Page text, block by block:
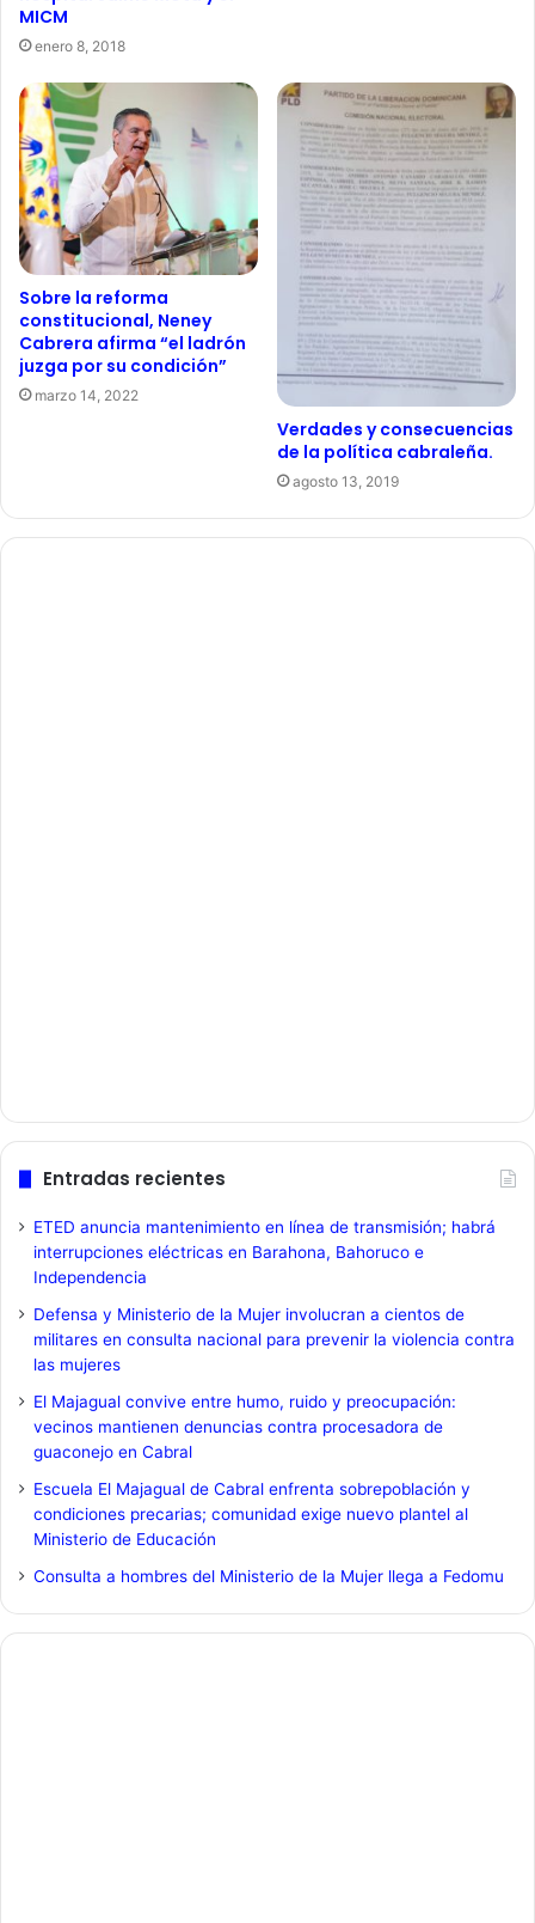
MICM
enero 8, 2018
Sobre la reforma
constitucional, Neney
Cabrera afirma “el ladrón
juzga por su condición”
marzo 14, 2022
Verdades y consecuencias
de la política cabraleña.
agosto 13, 2019
Entradas recientes
ETED anuncia mantenimiento en línea de transmisión; habrá
interrupciones eléctricas en Barahona, Bahoruco e
Independencia
Defensa y Ministerio de la Mujer involucran a cientos de
militares en consulta nacional para prevenir la violencia contra
las mujeres
El Majagual convive entre humo, ruido y preocupación:
vecinos mantienen denuncias contra procesadora de
guaconejo en Cabral
Escuela El Majagual de Cabral enfrenta sobrepoblación y
condiciones precarias; comunidad exige nuevo plantel al
Ministerio de Educación
Consulta a hombres del Ministerio de la Mujer llega a Fedomu